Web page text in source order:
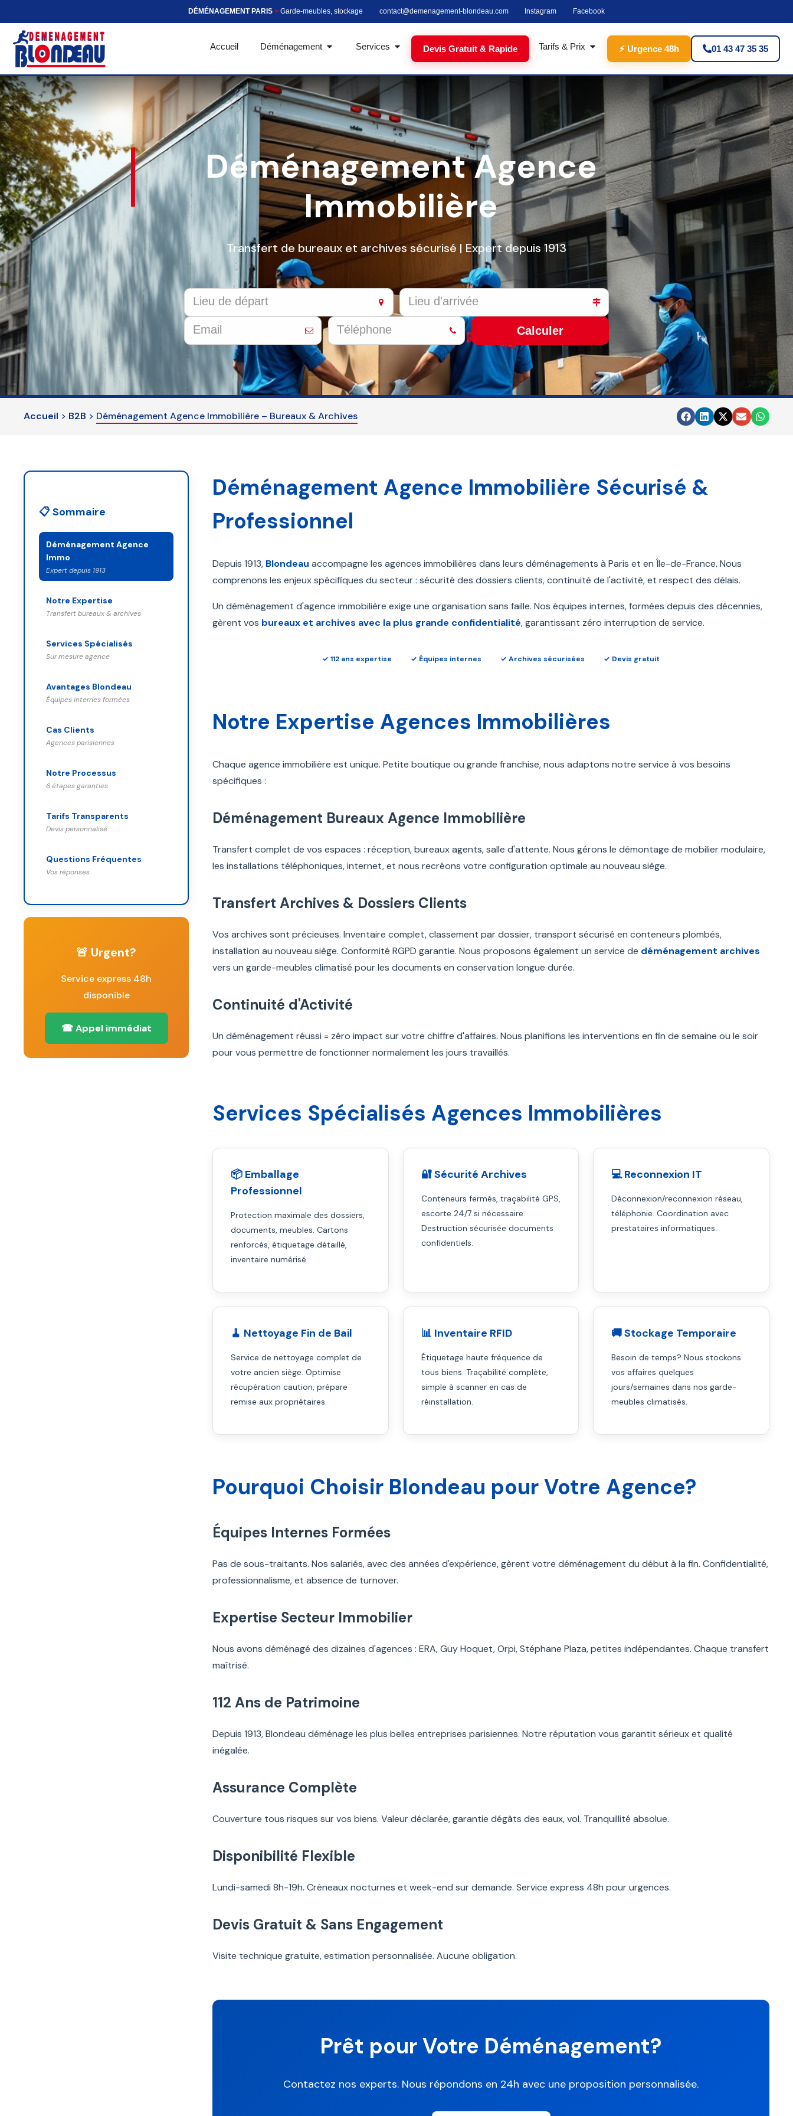
DÉMÉNAGEMENT PARIS> Garde-meubles, stockage contact@demenagement-blondeau.com Instagram Facebook
Accueil Déménagement Services Devis Gratuit & Rapide Tarifs & Prix ⚡ Urgence 48h 01 43 47 35 35
Déménagement Agence
Immobilière
Transfert de bureaux et archives sécurisé | Expert depuis 1913
Calculer
field
should
be
left
Accueil > B2B > Déménagement Agence Immobilière – Bureaux & Archives
📋 Sommaire
Déménagement Agence
Immo
Expert depuis 1913
Notre Expertise
Transfert bureaux & archives
Services Spécialisés
Sur mesure agence
Avantages Blondeau
Équipes internes formées
Cas Clients
Agences parisiennes
Notre Processus
6 étapes garanties
Tarifs Transparents
Devis personnalisé
Questions Fréquentes
Vos réponses
🚨 Urgent?
Service express 48h
disponible
☎ Appel immédiat
Déménagement Agence Immobilière Sécurisé &
Professionnel
Depuis 1913, Blondeau accompagne les agences immobilières dans leurs déménagements à Paris et en Île-de-France. Nous
comprenons les enjeux spécifiques du secteur : sécurité des dossiers clients, continuité de l'activité, et respect des délais.
Un déménagement d'agence immobilière exige une organisation sans faille. Nos équipes internes, formées depuis des décennies,
gèrent vos bureaux et archives avec la plus grande confidentialité, garantissant zéro interruption de service.
✓ 112 ans expertise ✓ Équipes internes ✓ Archives sécurisées ✓ Devis gratuit
Notre Expertise Agences Immobilières
Chaque agence immobilière est unique. Petite boutique ou grande franchise, nous adaptons notre service à vos besoins
spécifiques :
Déménagement Bureaux Agence Immobilière
Transfert complet de vos espaces : réception, bureaux agents, salle d'attente. Nous gérons le démontage de mobilier modulaire,
les installations téléphoniques, internet, et nous recréons votre configuration optimale au nouveau siège.
Transfert Archives & Dossiers Clients
Vos archives sont précieuses. Inventaire complet, classement par dossier, transport sécurisé en conteneurs plombés,
installation au nouveau siège. Conformité RGPD garantie. Nous proposons également un service de déménagement archives
vers un garde-meubles climatisé pour les documents en conservation longue durée.
Continuité d'Activité
Un déménagement réussi = zéro impact sur votre chiffre d'affaires. Nous planifions les interventions en fin de semaine ou le soir
pour vous permettre de fonctionner normalement les jours travaillés.
Services Spécialisés Agences Immobilières
📦 Emballage
Professionnel
Protection maximale des dossiers,
documents, meubles. Cartons
renforcés, étiquetage détaillé,
inventaire numérisé.
🔐 Sécurité Archives
Conteneurs fermés, traçabilité GPS,
escorte 24/7 si nécessaire.
Destruction sécurisée documents
confidentiels.
💻 Reconnexion IT
Déconnexion/reconnexion réseau,
téléphonie. Coordination avec
prestataires informatiques.
🧹 Nettoyage Fin de Bail
Service de nettoyage complet de
votre ancien siège. Optimise
récupération caution, prépare
remise aux propriétaires.
📊 Inventaire RFID
Étiquetage haute fréquence de
tous biens. Traçabilité complète,
simple à scanner en cas de
réinstallation.
🚚 Stockage Temporaire
Besoin de temps? Nous stockons
vos affaires quelques
jours/semaines dans nos garde-
meubles climatisés.
Pourquoi Choisir Blondeau pour Votre Agence?
Équipes Internes Formées
Pas de sous-traitants. Nos salariés, avec des années d'expérience, gèrent votre déménagement du début à la fin. Confidentialité,
professionnalisme, et absence de turnover.
Expertise Secteur Immobilier
Nous avons déménagé des dizaines d'agences : ERA, Guy Hoquet, Orpi, Stéphane Plaza, petites indépendantes. Chaque transfert
maîtrisé.
112 Ans de Patrimoine
Depuis 1913, Blondeau déménage les plus belles entreprises parisiennes. Notre réputation vous garantit sérieux et qualité
inégalée.
Assurance Complète
Couverture tous risques sur vos biens. Valeur déclarée, garantie dégâts des eaux, vol. Tranquillité absolue.
Disponibilité Flexible
Lundi-samedi 8h-19h. Créneaux nocturnes et week-end sur demande. Service express 48h pour urgences.
Devis Gratuit & Sans Engagement
Visite technique gratuite, estimation personnalisée. Aucune obligation.
Prêt pour Votre Déménagement?
Contactez nos experts. Nous répondons en 24h avec une proposition personnalisée.